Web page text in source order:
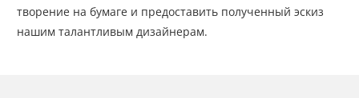
творение на бумаге и предоставить полученный эскиз
нашим талантливым дизайнерам.